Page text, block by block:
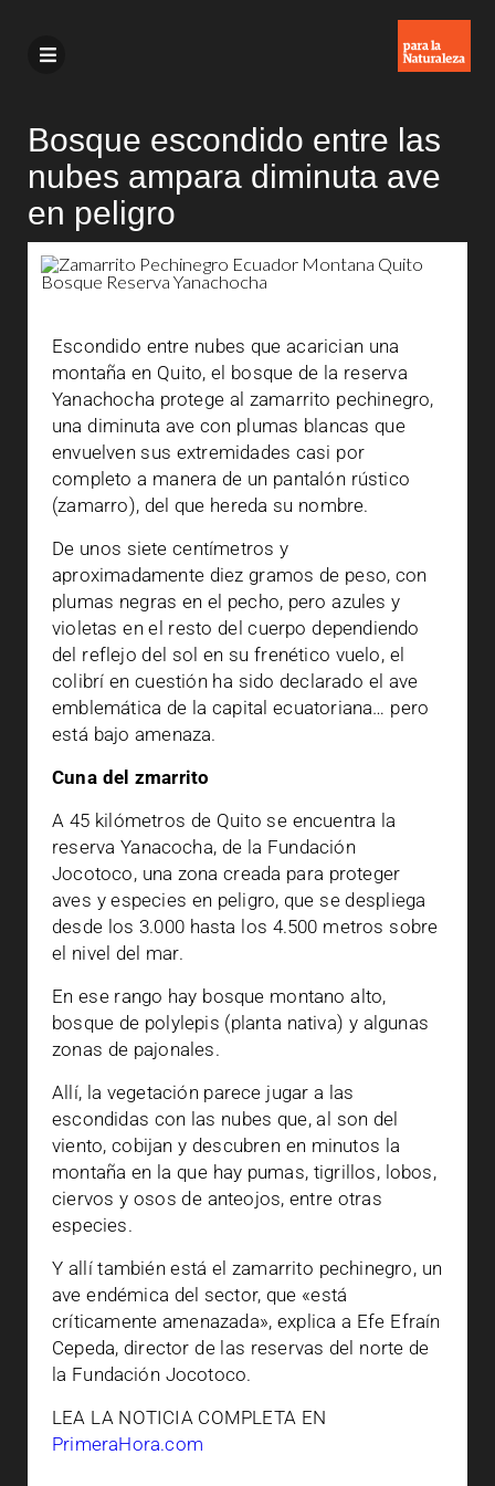
Bosque escondido entre las
nubes ampara diminuta ave
en peligro
Escondido entre nubes que acarician una
montaña en Quito, el bosque de la reserva
Yanachocha protege al zamarrito pechinegro,
una diminuta ave con plumas blancas que
envuelven sus extremidades casi por
completo a manera de un pantalón rústico
(zamarro), del que hereda su nombre.
De unos siete centímetros y
aproximadamente diez gramos de peso, con
plumas negras en el pecho, pero azules y
violetas en el resto del cuerpo dependiendo
del reflejo del sol en su frenético vuelo, el
colibrí en cuestión ha sido declarado el ave
emblemática de la capital ecuatoriana… pero
está bajo amenaza.
Cuna del zmarrito
A 45 kilómetros de Quito se encuentra la
reserva Yanacocha, de la Fundación
Jocotoco, una zona creada para proteger
aves y especies en peligro, que se despliega
desde los 3.000 hasta los 4.500 metros sobre
el nivel del mar.
En ese rango hay bosque montano alto,
bosque de polylepis (planta nativa) y algunas
zonas de pajonales.
Allí, la vegetación parece jugar a las
escondidas con las nubes que, al son del
viento, cobijan y descubren en minutos la
montaña en la que hay pumas, tigrillos, lobos,
ciervos y osos de anteojos, entre otras
especies.
Y allí también está el zamarrito pechinegro, un
ave endémica del sector, que «está
críticamente amenazada», explica a Efe Efraín
Cepeda, director de las reservas del norte de
la Fundación Jocotoco.
LEA LA NOTICIA COMPLETA EN
PrimeraHora.com